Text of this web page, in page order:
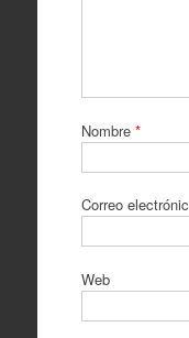
Nombre *
Correo
Web